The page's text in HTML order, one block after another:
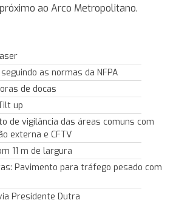
ao Arco Metropolitano.
as normas da NFPA
de docas
up
de vigilância das áreas comuns com
externa e CFTV
11 m de largura
Pavimento para tráfego pesado com
Presidente Dutra